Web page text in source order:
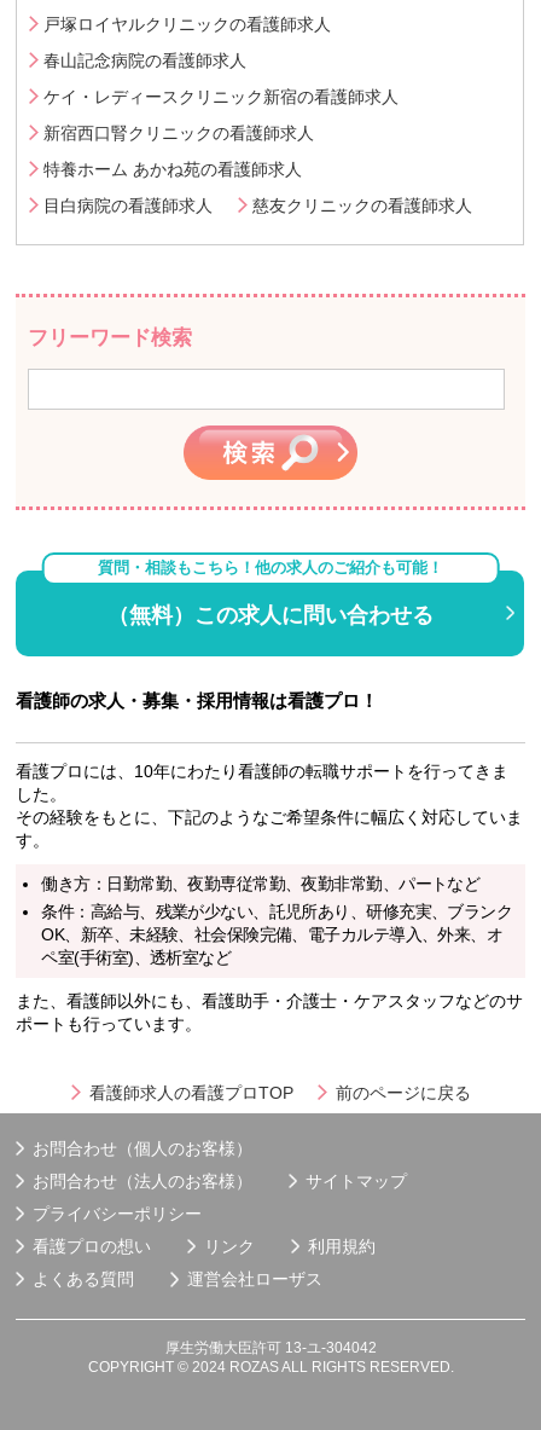
戸塚ロイヤルクリニックの看護師求人
春山記念病院の看護師求人
ケイ・レディースクリニック新宿の看護師求人
新宿西口腎クリニックの看護師求人
特養ホーム あかね苑の看護師求人
目白病院の看護師求人
慈友クリニックの看護師求人
フリーワード検索
質問・相談もこちら！他の求人のご紹介も可能！
（無料）この求人に問い合わせる
看護師の求人・募集・採用情報は看護プロ！
看護プロには、10年にわたり看護師の転職サポートを行ってきま
した。
その経験をもとに、下記のようなご希望条件に幅広く対応していま
す。
働き方：日勤常勤、夜勤専従常勤、夜勤非常勤、パートなど
条件：高給与、残業が少ない、託児所あり、研修充実、ブランク
OK、新卒、未経験、社会保険完備、電子カルテ導入、外来、オ
ペ室(手術室)、透析室など
また、看護師以外にも、看護助手・介護士・ケアスタッフなどのサ
ポートも行っています。
看護師求人の看護プロTOP 前のページに戻る
お問合わせ（個人のお客様）
お問合わせ（法人のお客様）
サイトマップ
プライバシーポリシー
看護プロの想い
リンク
利用規約
よくある質問
運営会社ローザス
厚生労働大臣許可 13-ユ-304042
COPYRIGHT © 2024 ROZAS ALL RIGHTS RESERVED.